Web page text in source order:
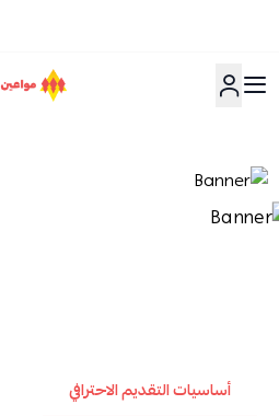
مواعين
أساسيات التقديم الاحترافي